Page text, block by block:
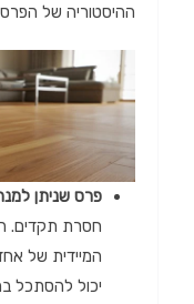
ההיסטוריה של הפרס
פרס שניתן
חסרת תקדים.
המיידית של
יכול להסתכל